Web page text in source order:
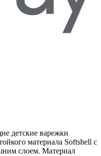
детские варежки
материала Softshell с
слоем. Материал